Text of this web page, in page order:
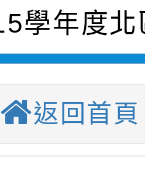
1學期第7次
果(第3招)】
招)
1學期第7次
招)
園市115學年
本土語及新住
桃園市115學
點」
115年金融知
學年度北
返回首頁